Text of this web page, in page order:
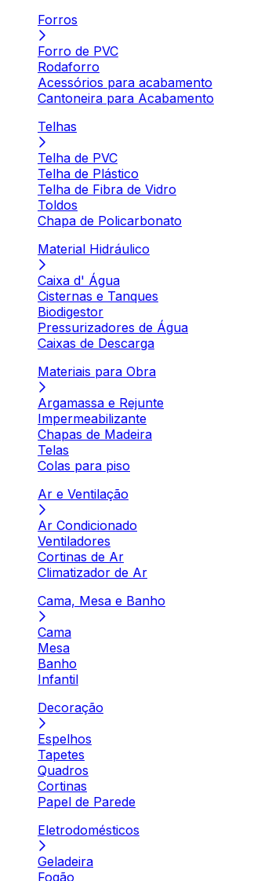
Forros
Forro de PVC
Rodaforro
Acessórios para acabamento
Cantoneira para Acabamento
Telhas
Telha de PVC
Telha de Plástico
Telha de Fibra de Vidro
Toldos
Chapa de Policarbonato
Material Hidráulico
Caixa d' Água
Cisternas e Tanques
Biodigestor
Pressurizadores de Água
Caixas de Descarga
Materiais para Obra
Argamassa e Rejunte
Impermeabilizante
Chapas de Madeira
Telas
Colas para piso
Ar e Ventilação
Ar Condicionado
Ventiladores
Cortinas de Ar
Climatizador de Ar
Cama, Mesa e Banho
Cama
Mesa
Banho
Infantil
Decoração
Espelhos
Tapetes
Quadros
Cortinas
Papel de Parede
Eletrodomésticos
Geladeira
Fogão